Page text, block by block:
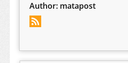
Author: matapost